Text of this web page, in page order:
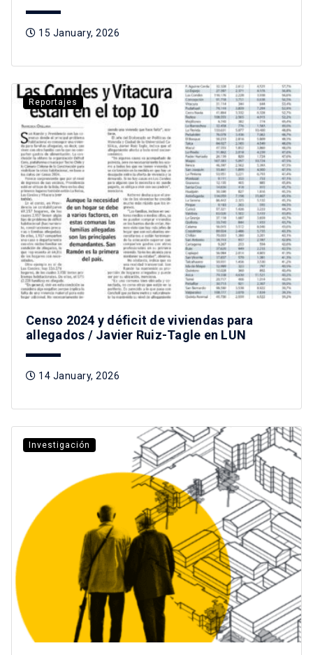
15 January, 2026
Reportajes
Censo 2024 y déficit de viviendas para
allegados / Javier Ruiz-Tagle en LUN
14 January, 2026
Investigación